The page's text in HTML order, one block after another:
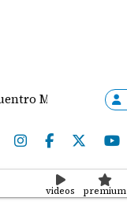
- de la Espriella
videos premium